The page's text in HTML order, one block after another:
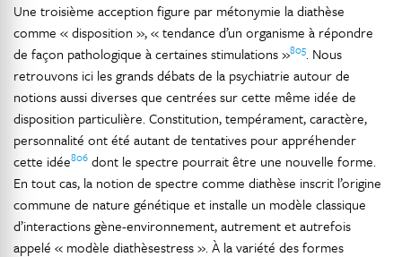
Une troisième acception figure par métonymie la diathèse
comme « disposition », « tendance d’un organisme à répondre
de façon pathologique à certaines stimulations »805. Nous
retrouvons ici les grands débats de la psychiatrie autour de
notions aussi diverses que centrées sur cette même idée de
disposition particulière. Constitution, tempérament, caractère,
personnalité ont été autant de tentatives pour appréhender
cette idée806 dont le spectre pourrait être une nouvelle forme.
En tout cas, la notion de spectre comme diathèse inscrit l’origine
commune de nature génétique et installe un modèle classique
d’interactions gène-environnement, autrement et autrefois
appelé « modèle diathèsestress ». À la variété des formes